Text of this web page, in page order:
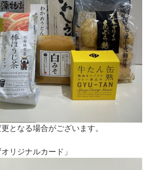
となる場合がございます。
リジナルカード」